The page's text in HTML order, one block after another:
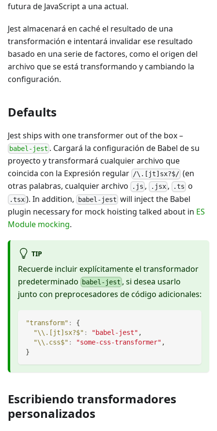
futura de JavaScript a una actual.
Jest almacenará en caché el resultado de una
transformación e intentará invalidar ese resultado
basado en una serie de factores, como el origen del
archivo que se está transformando y cambiando la
configuración.
Defaults
Jest ships with one transformer out of the box–
babel-jest . Cargará la configuración de Babel de su
proyecto y transformará cualquier archivo que
coincida con la Expresión regular /\.[jt]sx?$/ (en
otras palabras, cualquier archivo
.js , .jsx, .ts o
.tsx ). In addition, babel-jest will inject the Babel
plugin necessary for mock hoisting talked about in ES
Module mocking.
TIP
Recuerde incluir explícitamente el transformador
predeterminado
babel-jest , si desea usarlo
junto con preprocesadores de código adicionales:
"transform" :
{
"\\.[jt]sx?$" : "babel-jest" ,
"\\.css$" : "some-css-transformer" ,
}
Escribiendo transformadores
personalizados